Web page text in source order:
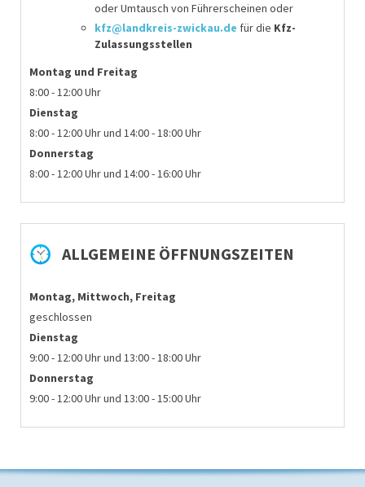
oder Umtausch von Führerscheinen oder
kfz@landkreis-zwickau.de für die Kfz-
Zulassungsstellen
Montag und Freitag
8:00 - 12:00 Uhr
Dienstag
8:00 - 12:00 Uhr und 14:00 - 18:00 Uhr
Donnerstag
8:00 - 12:00 Uhr und 14:00 - 16:00 Uhr
ALLGEMEINE ÖFFNUNGSZEITEN
Montag, Mittwoch, Freitag
geschlossen
Dienstag
9:00 - 12:00 Uhr und 13:00 - 18:00 Uhr
Donnerstag
9:00 - 12:00 Uhr und 13:00 - 15:00 Uhr